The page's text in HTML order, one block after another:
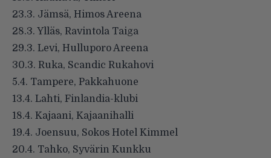
23.3. Jämsä, Himos Areena
28.3. Ylläs, Ravintola Taiga
29.3. Levi, Hulluporo Areena
30.3. Ruka, Scandic Rukahovi
5.4. Tampere, Pakkahuone
13.4. Lahti, Finlandia-klubi
18.4. Kajaani, Kajaanihalli
19.4. Joensuu, Sokos Hotel Kimmel
20.4. Tahko, Syvärin Kunkku